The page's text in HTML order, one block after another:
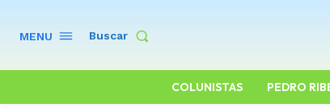
MENU Buscar
COLUNISTAS PEDRO